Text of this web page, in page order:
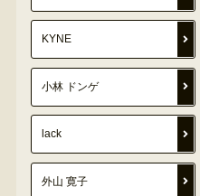
KYNE
小林 ドンゲ
lack
外山 寛子